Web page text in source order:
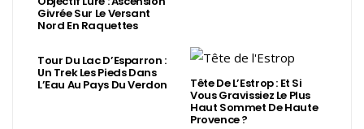
Givrée Sur Le Versant
Nord En Raquettes
Tour Du Lac D’Esparron :
Un Trek Les Pieds Dans
L’Eau Au Pays Du Verdon Tête De L’Estrop : Et Si
Vous Gravissiez Le Plus
Haut Sommet De Haute
Provence ?